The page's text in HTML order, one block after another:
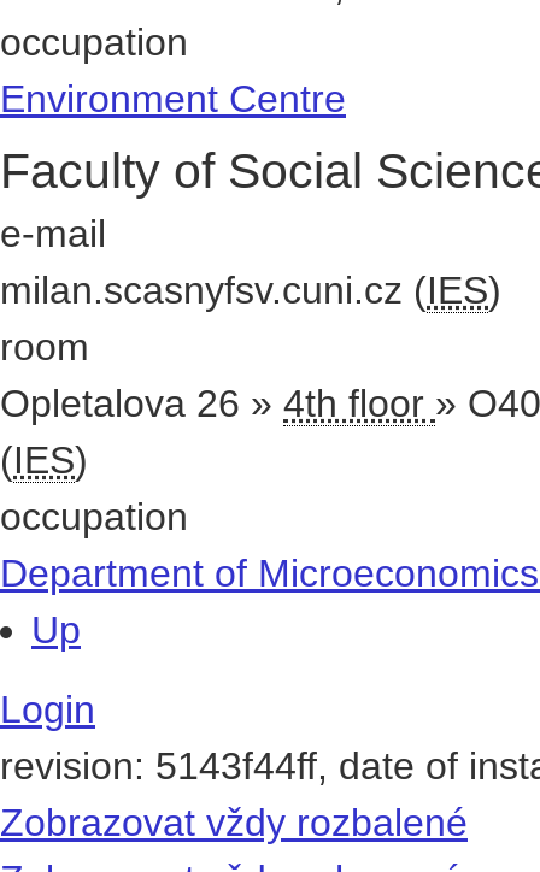
budova Krystal »
José Martího 407/2,
occupation
Environment Centre
Faculty of Social
e-mail
milan.scasny
fsv.cuni.cz( IES)
room
Opletalova 26 »
(IES)
occupation
Department of
Up
Login